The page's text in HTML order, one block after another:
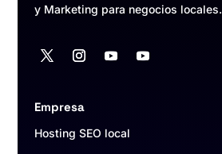
y Marketing para negocios locales.
Empresa
Hosting SEO local